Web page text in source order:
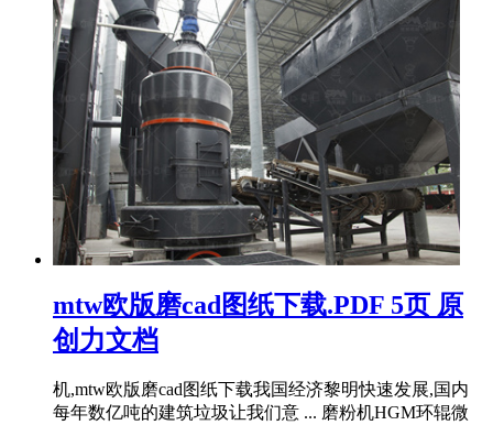
mtw欧版磨cad图纸下载.PDF 5页 原
创力文档
机,mtw欧版磨cad图纸下载我国经济黎明快速发展,国内
每年数亿吨的建筑垃圾让我们意 ... 磨粉机HGM环辊微